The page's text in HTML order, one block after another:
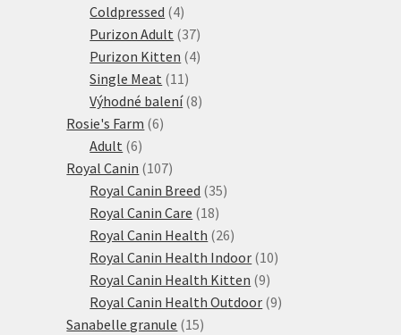
produktů
Coldpressed 44
produkty
Purizon Adult 3737
produktů
Purizon Kitten 44
Single Meat 11 11
produktů
Výhodné balení 88
Rosie's Farm 66
Adult 66
produktů
Royal Canin 107107
produktů
Royal Canin Breed 3535
Royal Canin Care 1818
produktů
Royal Canin Health 2626
produktů
Royal Canin Health Indoor 1010
Royal Canin Health Kitten 99
produktů
Royal Canin Health Outdoor 99
Sanabelle granule 1515